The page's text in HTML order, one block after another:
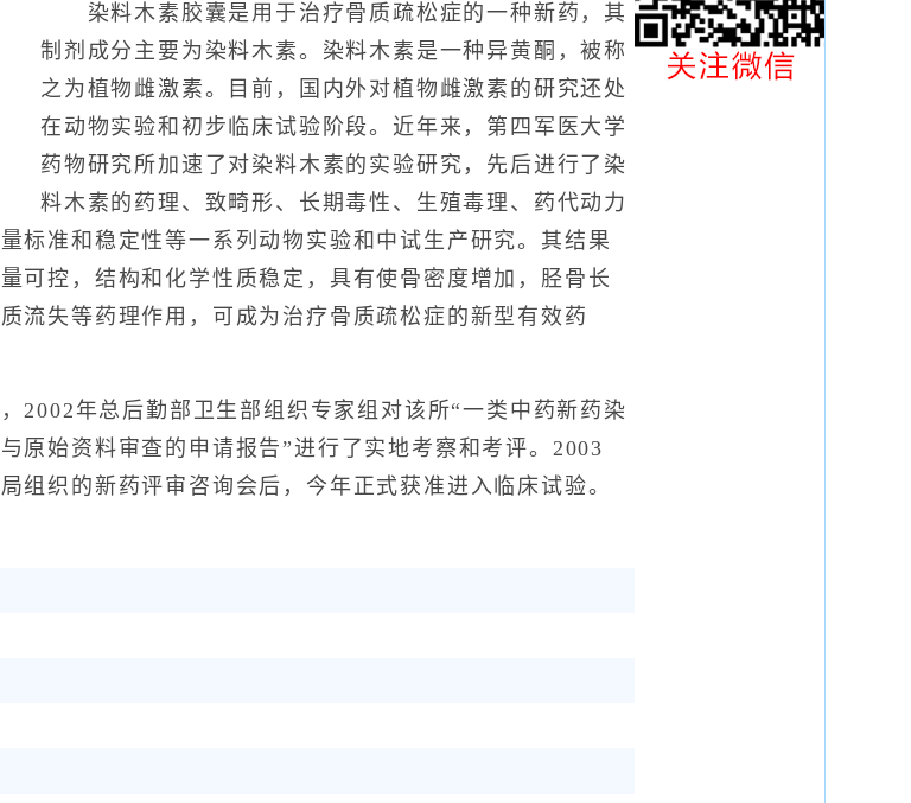
染料木素胶囊是用于治疗骨质疏松症的一种新药，其
制剂成分主要为染料木素。染料木素是一种异黄酮，被称
之为植物雌激素。目前，国内外对植物雌激素的研究还处
在动物实验和初步临床试验阶段。近年来，第四军医大学
药物研究所加速了对染料木素的实验研究，先后进行了染
料木素的药理、致畸形、长期毒性、生殖毒理、药代动力
标准和稳定性等一系列动物实验和中试生产研究。其结果
可控，结构和化学性质稳定，具有使骨密度增加，胫骨长
流失等药理作用，可成为治疗骨质疏松症的新型有效药
年总后勤部卫生部组织专家组对该所“一类中药新药染
原始资料审查的申请报告”进行了实地考察和考评。2003
组织的新药评审咨询会后，今年正式获准进入临床试验。